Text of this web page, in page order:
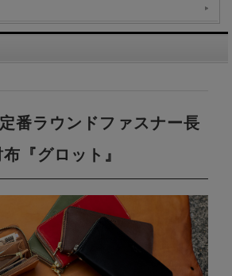
番ラウンドファスナー長
布『グロット』